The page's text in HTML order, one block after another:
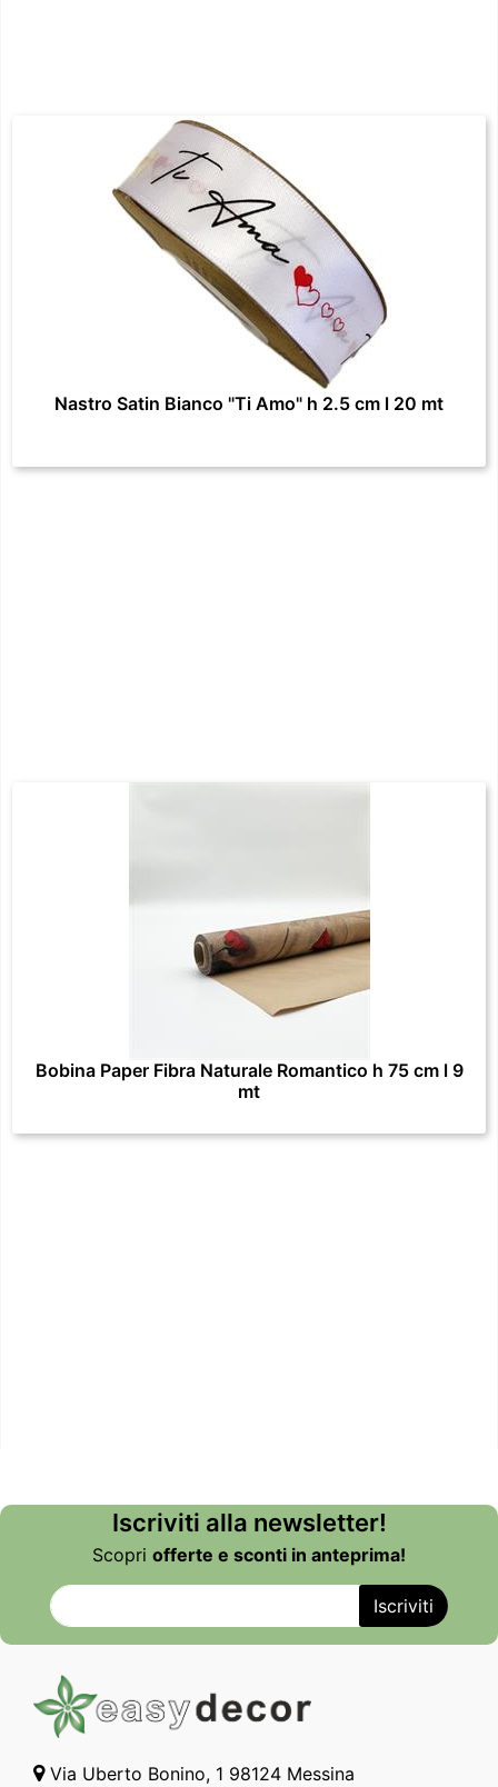
Nastro Satin Bianco "Ti Amo" h 2.5 cm l 20 mt
Bobina Paper Fibra Naturale Romantico h 75 cm l 9
mt
Iscriviti alla newsletter!
Scopri offerte e sconti in anteprima!
Via Uberto Bonino, 1 98124 Messina